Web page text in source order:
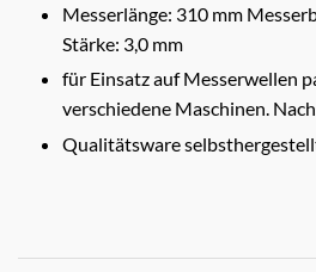
Messerlänge: 310 mm
Stärke: 3,0 mm
für Einsatz auf Messerwellen
verschiedene Maschinen.
Qualitätsware